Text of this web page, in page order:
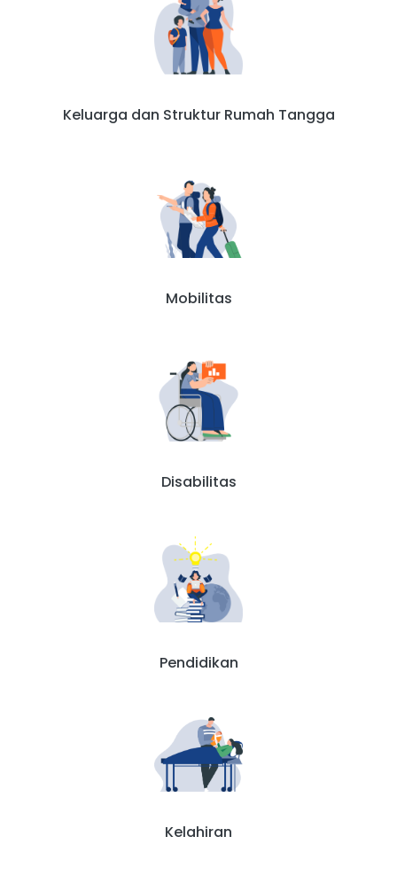
Keluarga dan Struktur Rumah Tangga
Mobilitas
Disabilitas
Pendidikan
Kelahiran